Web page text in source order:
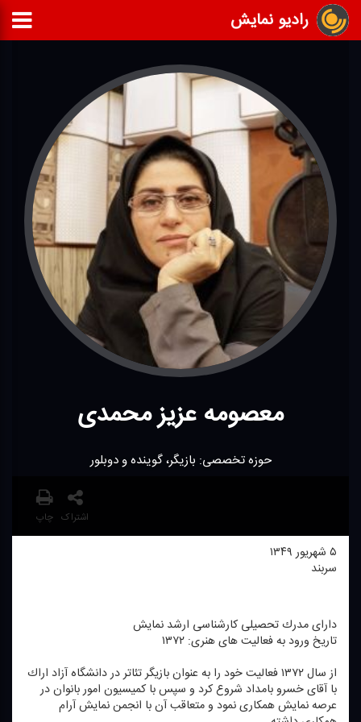
رادیو نمایش
معصومه عزیز محمدی
حوزه تخصصی: بازیگر، گوینده و دوبلور
اشتراک چاپ
۵ شهریور ۱۳۴۹
سربند
دارای مدرك تحصیلی كارشناسی ارشد نمایش
تاریخ ورود به فعالیت های هنری: ۱۳۷۲
از سال ۱۳۷۲ فعالیت خود را به عنوان بازیگر تئاتر در دانشگاه آزاد اراك
با آقای خسرو بامداد شروع كرد و سپس با كمیسیون امور بانوان در
عرصه نمایش همكاری نمود و متعاقب آن با انجمن نمایش آرام